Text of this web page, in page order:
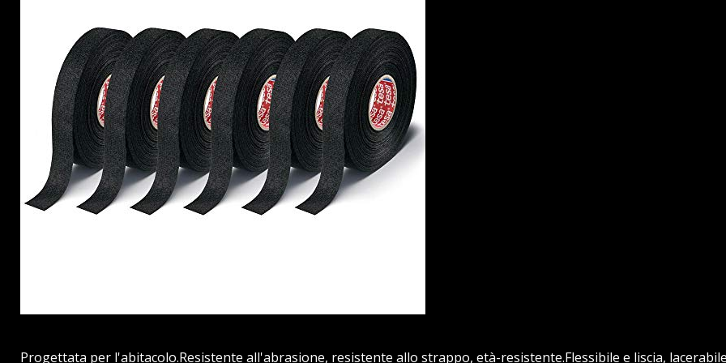
Progettata per l'abitacolo.Resistente all'abrasione, resistente allo strappo, età-resistente.Flessibile e liscia,